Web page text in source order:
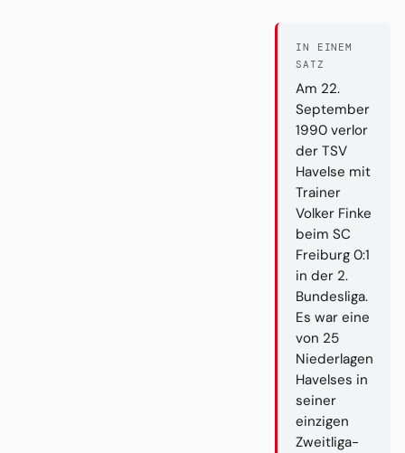
IN EINEM
SATZ
Am 22.
September
1990 verlor
der TSV
Havelse mit
Trainer
Volker Finke
beim SC
Freiburg 0:1
in der 2.
Bundesliga.
Es war eine
von 25
Niederlagen
Havelses in
seiner
einzigen
Zweitliga-